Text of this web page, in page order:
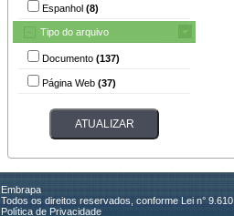
Espanhol (8)
Tipo do arquivo
Documento (137)
Página Web (37)
Embrapa
Todos os direitos reservados, conforme Lei n° 9.610
Política de Privacidade